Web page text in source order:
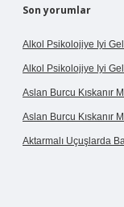
Son yorumlar
Alkol Psikolojiye Iyi
Alkol Psikolojiye Iyi
Aslan Burcu Kıskanır
Aslan Burcu Kıskanır
Aktarmalı Uçuşlarda